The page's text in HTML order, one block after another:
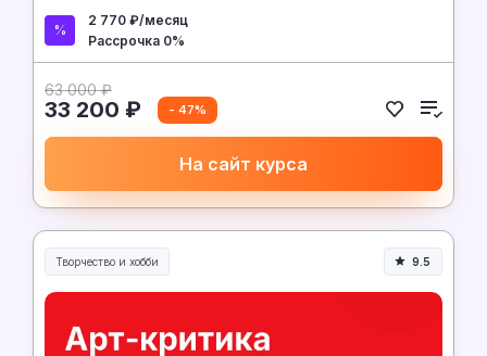
2 770 ₽/месяц
Рассрочка 0%
63 000 ₽
33 200 ₽ - 47%
На сайт курса
Творчество и хобби
Творчество, контент и хобби
9.5